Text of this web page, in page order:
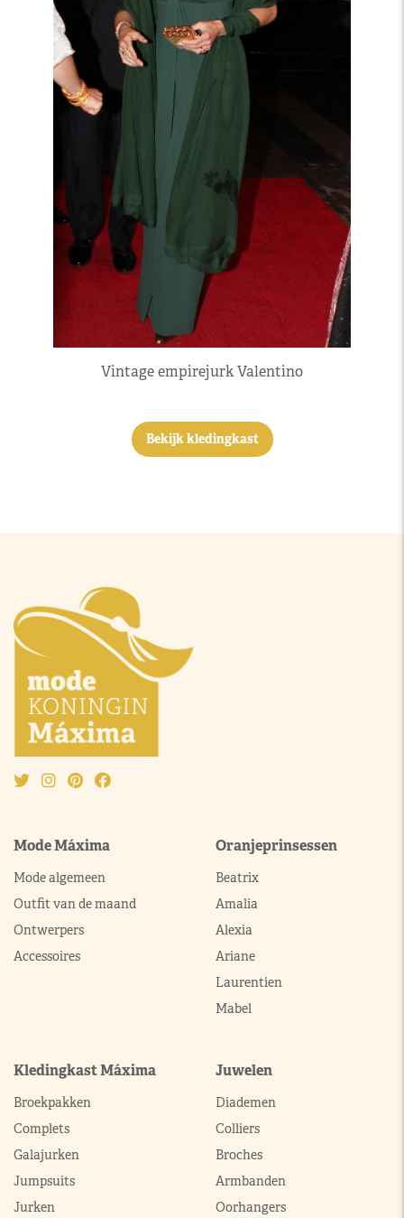
Vintage empirejurk Valentino
Bekijk kledingkast
Mode Máxima
Mode algemeen
Outfit van de maand
Ontwerpers
Accessoires
Oranjeprinsessen
Beatrix
Amalia
Alexia
Ariane
Laurentien
Mabel
Kledingkast Máxima
Broekpakken
Complets
Galajurken
Jumpsuits
Jurken
Juwelen
Diademen
Colliers
Broches
Armbanden
Oorhangers